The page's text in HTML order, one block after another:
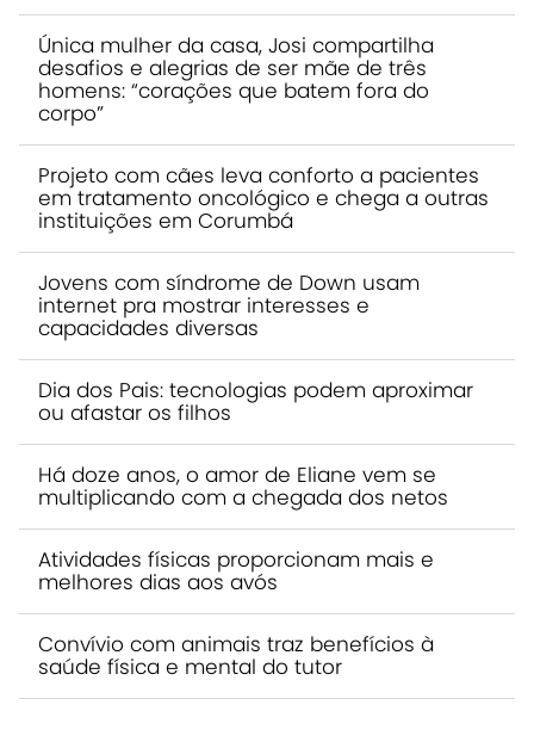
Única mulher da casa, Josi compartilha
desafios e alegrias de ser mãe de três
homens: “corações que batem fora do
corpo”
Projeto com cães leva conforto a pacientes
em tratamento oncológico e chega a outras
instituições em Corumbá
Jovens com síndrome de Down usam
internet pra mostrar interesses e
capacidades diversas
Dia dos Pais: tecnologias podem aproximar
ou afastar os filhos
Há doze anos, o amor de Eliane vem se
multiplicando com a chegada dos netos
Atividades físicas proporcionam mais e
melhores dias aos avós
Convívio com animais traz benefícios à
saúde física e mental do tutor